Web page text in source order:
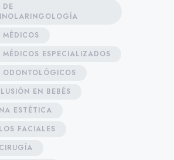
DE
MÉDICOS
MÉDICOS ESPECIALIZADOS
ODONTOLÓGICOS
EN BEBÉS
ESTÉTICA
FACIALES